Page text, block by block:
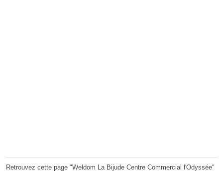
Retrouvez cette page "Weldom La Bijude Centre Commercial l'Odyssée"